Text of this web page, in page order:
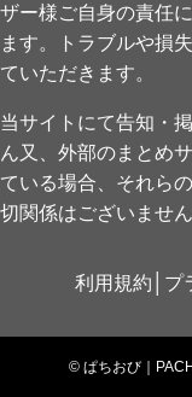
ザー様ご自身の責任
ます。トラブルや損
ていただきます。
当サイトにて告知・
ん又、外部のまとめ
ている場合、それら
切関係はございません
利用規約 プ
©ぱちおび｜